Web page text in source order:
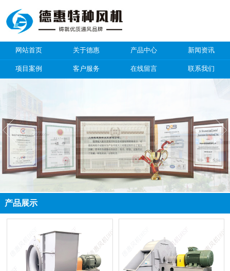
网站首页 关于德惠 产品中心 新闻资讯
项目案例 客户服务 在线留言 联系我们
产品展示